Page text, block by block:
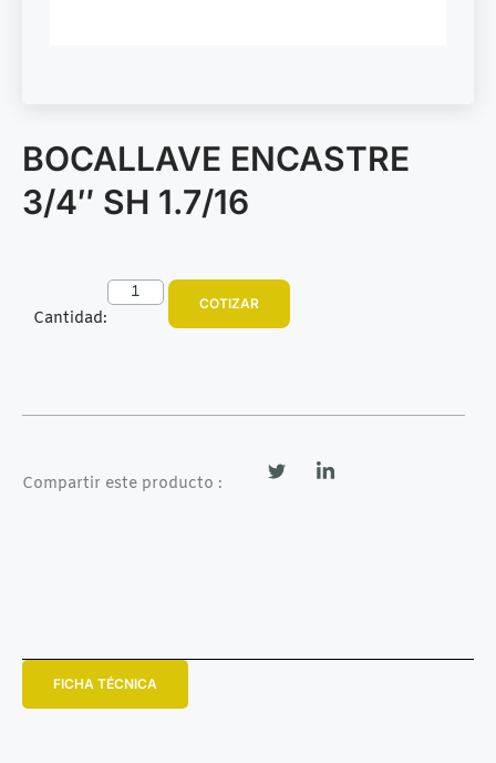
BOCALLAVE ENCASTRE
3/4″ SH 1.7/16
Cantidad:
COTIZAR
Compartir este producto :
FICHA TÉCNICA